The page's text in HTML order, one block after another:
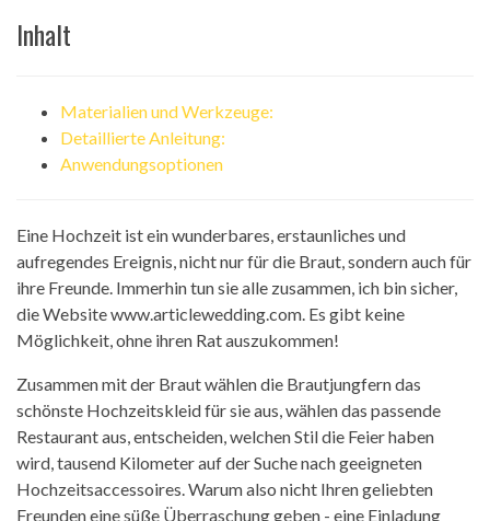
Inhalt
Materialien und Werkzeuge:
Detaillierte Anleitung:
Anwendungsoptionen
Eine Hochzeit ist ein wunderbares, erstaunliches und
aufregendes Ereignis, nicht nur für die Braut, sondern auch für
ihre Freunde. Immerhin tun sie alle zusammen, ich bin sicher,
die Website www.articlewedding.com. Es gibt keine
Möglichkeit, ohne ihren Rat auszukommen!
Zusammen mit der Braut wählen die Brautjungfern das
schönste Hochzeitskleid für sie aus, wählen das passende
Restaurant aus, entscheiden, welchen Stil die Feier haben
wird, tausend Kilometer auf der Suche nach geeigneten
Hochzeitsaccessoires. Warum also nicht Ihren geliebten
Freunden eine süße Überraschung geben - eine Einladung